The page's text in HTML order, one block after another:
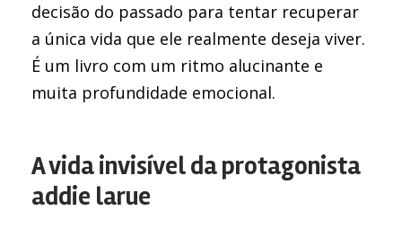
decisão do passado para tentar recuperar
a única vida que ele realmente deseja viver.
É um livro com um ritmo alucinante e
muita profundidade emocional.
A vida invisível da protagonista
addie larue